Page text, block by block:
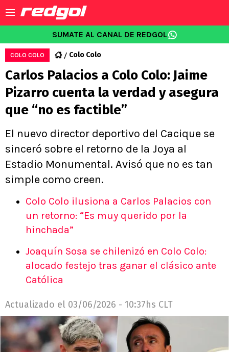
SUMATE AL CANAL DE REDGOL
COLO COLO Colo Colo
Carlos Palacios a Colo Colo: Jaime
Pizarro cuenta la verdad y asegura
que “no es factible”
El nuevo director deportivo del Cacique se
sinceró sobre el retorno de la Joya al
Estadio Monumental. Avisó que no es tan
simple como creen.
Colo Colo ilusiona a Carlos Palacios con
un retorno: “Es muy querido por la
hinchada”
Joaquín Sosa se chilenizó en Colo Colo:
alocado festejo tras ganar el clásico ante
Católica
Actualizado el 03/06/2026 - 10:37hs CLT